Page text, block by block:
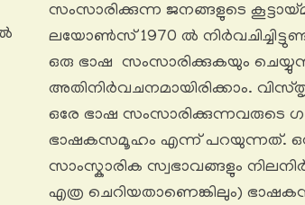
സംസാരിക്കുന്ന ജനങ്ങളുടെ
ലയോൺസ് 1970 ൽ
ഒരു ഭാഷ സംസാരിക്കുകയും
അതിനിർവചനമായിരിക്കാം.
ഒരേ ഭാഷ സംസാരിക്കുന്നവരുടെ
ഭാഷകസമൂഹം എന്ന് പറയുന്നത്.
സാംസ്കാരിക സ്വഭാവങ്ങളും
എത്ര ചെറിയതാണെങ്കിലും)